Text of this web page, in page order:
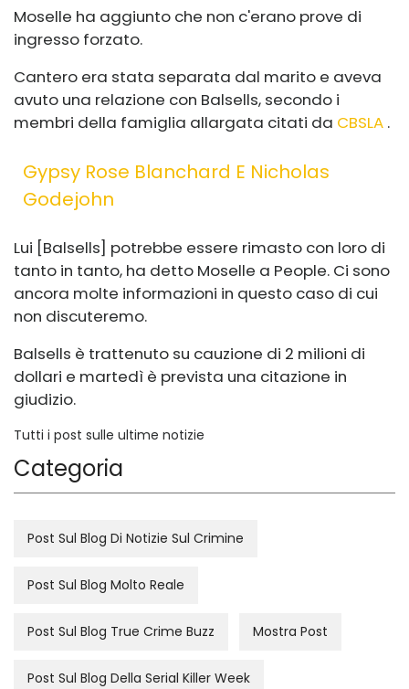
Moselle ha aggiunto che non c'erano prove di
ingresso forzato.
Cantero era stata separata dal marito e aveva
avuto una relazione con Balsells, secondo i
membri della famiglia allargata citati da CBSLA .
Gypsy Rose Blanchard E Nicholas
Godejohn
Lui [Balsells] potrebbe essere rimasto con loro di
tanto in tanto, ha detto Moselle a People. Ci sono
ancora molte informazioni in questo caso di cui
non discuteremo.
Balsells è trattenuto su cauzione di 2 milioni di
dollari e martedì è prevista una citazione in
giudizio.
Tutti i post sulle ultime notizie
Categoria
Post Sul Blog Di Notizie Sul Crimine
Post Sul Blog Molto Reale
Post Sul Blog True Crime Buzz Mostra Post
Post Sul Blog Della Serial Killer Week